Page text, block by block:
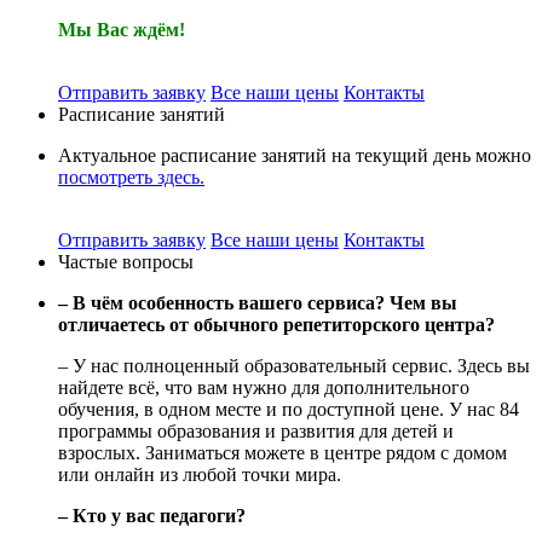
Мы Вас ждём!
Отправить заявку Все наши цены Контакты
Расписание занятий
Актуальное расписание занятий на текущий день можно
посмотреть здесь.
Отправить заявку Все наши цены Контакты
Частые вопросы
– В чём особенность вашего сервиса? Чем вы
отличаетесь от обычного репетиторского центра?
– У нас полноценный образовательный сервис. Здесь вы
найдете всё, что вам нужно для дополнительного
обучения, в одном месте и по доступной цене. У нас 84
программы образования и развития для детей и
взрослых. Заниматься можете в центре рядом с домом
или онлайн из любой точки мира.
– Кто у вас педагоги?